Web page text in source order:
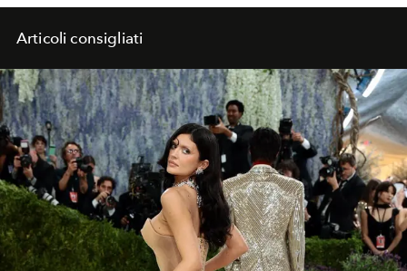
Articoli consigliati